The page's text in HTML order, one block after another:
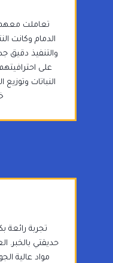
تعاملت معهم
الدمام وكانت
والتنفيذ دقيق
على
النباتات
تجربة
حديقتي بالخبر.
مواد عالية